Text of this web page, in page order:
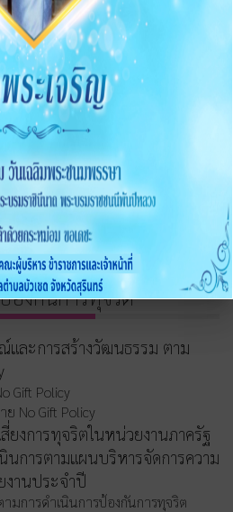
ละขับเคลื่อนจริยธรรม
ม
ร่งใส
เรื่องร้องเรียนการทุจริตและ
งเรียนการทุจริต
รียนการทุจริตประจำปี
วนร่วม
องกันการทุจริต
และการสร้างวัฒนธรรม ตาม
Gift Policy
No Gift Policy
ยงการทุจริตในหน่วยงานภาครัฐ
นการตามแผนบริหารจัดการความ
งานประจำปี
มการดำเนินการป้องกันการทุจริต